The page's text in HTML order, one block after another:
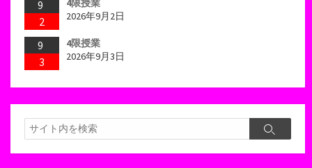
9
2
4限授業
2026年9月2日
9
3
4限授業
2026年9月3日
検
索
検